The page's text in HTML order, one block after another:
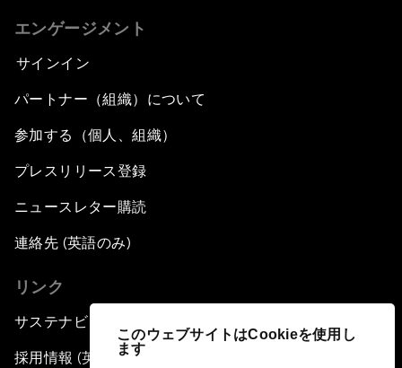
このウェブサイトはCookieを使用し
ます
エンゲージメント
サインイン
パートナー（組織）について
参加する（個人、組織）
プレスリリース登録
ニュースレター購読
連絡先 (英語のみ)
リンク
サステナビリティへの取り組み
採用情報 (英語のみ)